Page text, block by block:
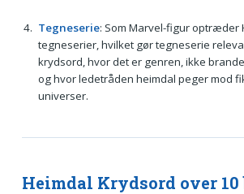
Tegneserie: Som Marvel-figur optræder
tegneserier, hvilket gør tegneserie
krydsord, hvor det er genren, ikke
og hvor ledetråden heimdal peger mod
universer.
Heimdal Krydsord over